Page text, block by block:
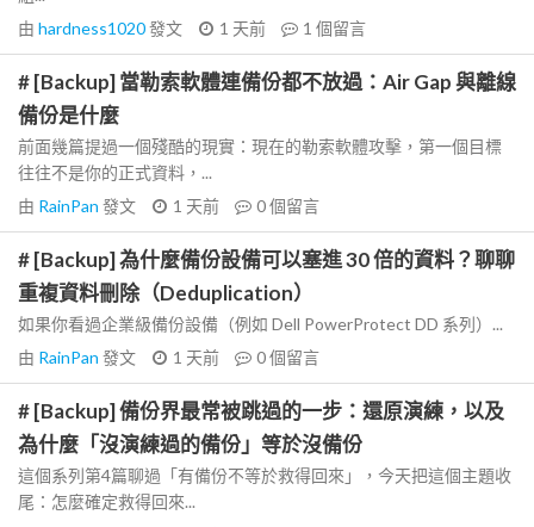
由 hardness1020發文 1 天前 1 個留言
# [Backup] 當勒索軟體連備份都不放過：Air Gap 與離線
備份是什麼
前面幾篇提過一個殘酷的現實：現在的勒索軟體攻擊，第一個目標
往往不是你的正式資料，...
由 RainPan 發文 1 天前 0個留言
# [Backup] 為什麼備份設備可以塞進 30 倍的資料？聊聊
重複資料刪除（Deduplication）
如果你看過企業級備份設備（例如 Dell PowerProtect DD 系列）...
由 RainPan 發文 1 天前 0個留言
# [Backup] 備份界最常被跳過的一步：還原演練，以及
為什麼「沒演練過的備份」等於沒備份
這個系列第4篇聊過「有備份不等於救得回來」，今天把這個主題收
尾：怎麼確定救得回來...